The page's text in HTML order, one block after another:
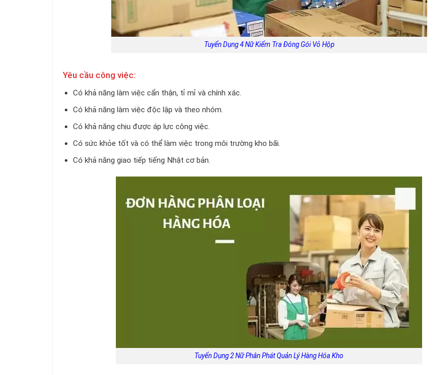
Tuyển Dụng 4 Nữ Kiểm Tra Đóng Gói Vỏ Hộp
Yêu cầu công việc:
Có khả năng làm việc cẩn thận, tỉ mỉ và chính xác.
Có khả năng làm việc độc lập và theo nhóm.
Có khả năng chịu được áp lực công việc.
Có sức khỏe tốt và có thể làm việc trong môi trường kho bãi.
Có khả năng giao tiếp tiếng Nhật cơ bản.
Tuyển Dụng 2 Nữ Phân Phát Quản Lý Hàng Hóa Kho